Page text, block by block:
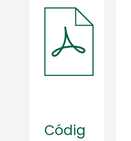
Códig